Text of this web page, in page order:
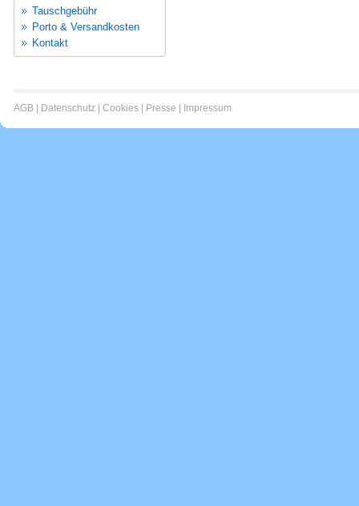
Tauschgebühr
Porto & Versandkosten
Kontakt
AGB Datenschutz Cookies Presse Impressum